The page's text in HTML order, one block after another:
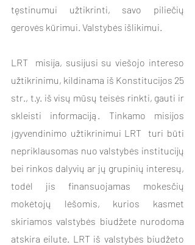
tęstinumui užtikrinti, savo piliečių
gerovės kūrimui. Valstybės išlikimui.
LRT  misija, susijusi su viešojo intereso
užtikrinimu, kildinama iš Konstitucijos 25
str., t.y. iš visų mūsų teisės rinkti, gauti ir
skleisti informaciją. Tinkamo misijos
įgyvendinimo užtikrinimui LRT
turi būti
nepriklausomas nuo valstybės institucijų
bei rinkos dalyvių ar jų grupinių interesų,
todėl jis finansuojamas mokesčių
mokėtojų lėšomis, kurios kasmet
skiriamos valstybės biudžete nurodoma
atskira eilute. LRT iš valstybės biudžeto